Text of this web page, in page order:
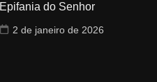
Epifania do Senhor
2 de janeiro de 2026